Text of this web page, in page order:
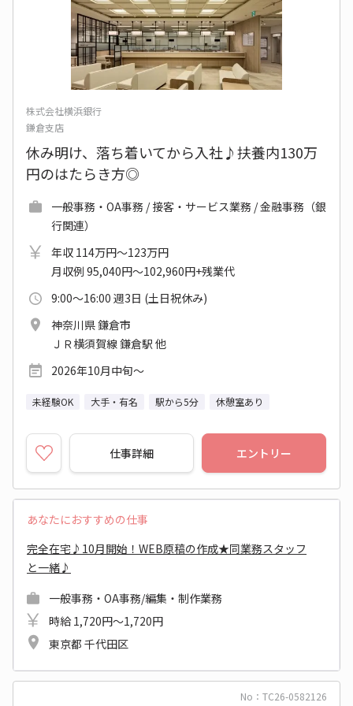
株式会社横浜銀行
鎌倉支店
休み明け、落ち着いてから入社♪扶養内130万
円のはたらき方◎
一般事務・OA事務 / 接客・サービス業務 / 金融事務（銀
行関連）
年収 114万円～123万円
月収例 95,040円～102,960円+残業代
9:00～16:00 週3日 (土日祝休み)
神奈川県 鎌倉市
ＪＲ横須賀線 鎌倉駅 他
2026年10月中旬～
未経験OK 大手・有名 駅から5分 休憩室あり
仕事詳細 エントリー
あなたにおすすめの仕事
完全在宅♪10月開始！WEB原稿の作成★同業務スタッフ
と一緒♪
一般事務・OA事務/編集・制作業務
時給 1,720円～1,720円
東京都 千代田区
No：TC26-0582126